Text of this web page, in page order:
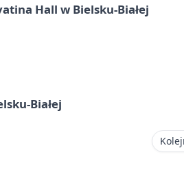
Hall w Bielsku-Białej
Białej